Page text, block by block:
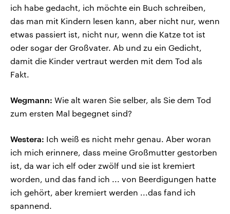
ich habe gedacht, ich möchte ein Buch schreiben,
das man mit Kindern lesen kann, aber nicht nur, wenn
etwas passiert ist, nicht nur, wenn die Katze tot ist
oder sogar der Großvater. Ab und zu ein Gedicht,
damit die Kinder vertraut werden mit dem Tod als
Fakt.
Wegmann: Wie alt waren Sie selber, als Sie dem Tod
zum ersten Mal begegnet sind?
Westera: Ich weiß es nicht mehr genau. Aber woran
ich mich erinnere, dass meine Großmutter gestorben
ist, da war ich elf oder zwölf und sie ist kremiert
worden, und das fand ich ... von Beerdigungen hatte
ich gehört, aber kremiert werden ...das fand ich
spannend.